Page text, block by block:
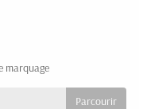
marquage